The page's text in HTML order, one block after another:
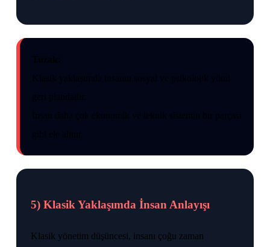
5) Klasik Yaklaşımda İnsan Anlayışı
Klasik yönetim düşüncesi, insanı çoğu zaman